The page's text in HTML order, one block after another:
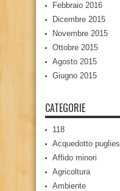
Febbraio 2016
Dicembre 2015
Novembre 2015
Ottobre 2015
Agosto 2015
Giugno 2015
CATEGORIE
118
Acquedotto
Affido minori
Agricoltura
Ambiente